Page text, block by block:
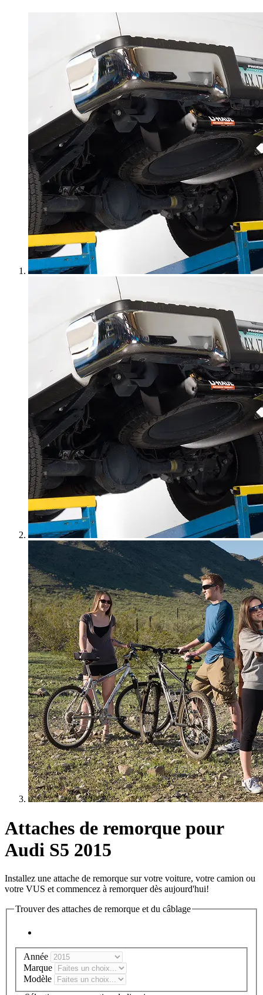
Attaches de remorque pour
Audi S5 2015
Installez une attache de remorque sur votre voiture, votre camion ou
votre VUS et commencez à remorquer dès aujourd'hui!
Trouver des attaches de remorque et du câblage
Année
Marque
Modèle